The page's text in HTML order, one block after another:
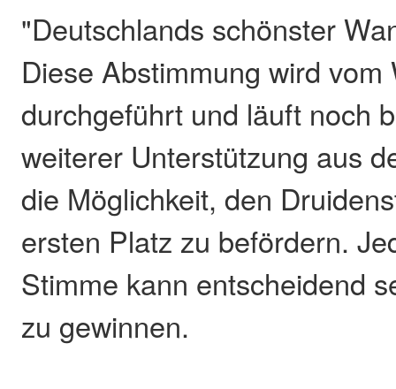
"Deutschlands schönster
Diese Abstimmung wird
durchgeführt und läuft noch
weiterer Unterstützung aus
die Möglichkeit, den
ersten Platz zu befördern.
Stimme kann entscheidend
zu gewinnen.